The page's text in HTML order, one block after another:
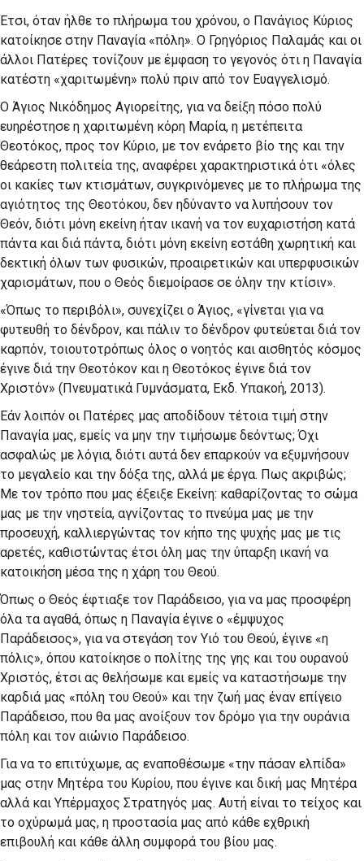
Έτσι, όταν ήλθε το πλήρωμα του χρόνου, ο Πανάγιος Κύριος
κατοίκησε στην Παναγία «πόλη». Ο Γρηγόριος Παλαμάς και οι
άλλοι Πατέρες τονίζουν με έμφαση το γεγονός ότι η Παναγία
κατέστη «χαριτωμένη» πολύ πριν από τον Ευαγγελισμό.
Ο Άγιος Νικόδημος Αγιορείτης, για να δείξη πόσο πολύ
ευηρέστησε η χαριτωμένη κόρη Μαρία, η μετέπειτα
Θεοτόκος, προς τον Κύριο, με τον ενάρετο βίο της και την
θεάρεστη πολιτεία της, αναφέρει χαρακτηριστικά ότι «όλες
οι κακίες των κτισμάτων, συγκρινόμενες με το πλήρωμα της
αγιότητος της Θεοτόκου, δεν ηδύναντο να λυπήσουν τον
Θεόν, διότι μόνη εκείνη ήταν ικανή να τον ευχαριστήση κατά
πάντα και διά πάντα, διότι μόνη εκείνη εστάθη χωρητική και
δεκτική όλων των φυσικών, προαιρετικών και υπερφυσικών
χαρισμάτων, που ο Θεός διεμοίρασε σε όλην την κτίσιν».
«Όπως το περιβόλι», συνεχίζει ο Άγιος, «γίνεται για να
φυτευθή το δένδρον, και πάλιν το δένδρον φυτεύεται διά τον
καρπόν, τοιουτοτρόπως όλος ο νοητός και αισθητός κόσμος
έγινε διά την Θεοτόκον και η Θεοτόκος έγινε διά τον
Χριστόν» (Πνευματικά Γυμνάσματα, Εκδ. Υπακοή, 2013).
Εάν λοιπόν οι Πατέρες μας αποδίδουν τέτοια τιμή στην
Παναγία μας, εμείς να μην την τιμήσωμε δεόντως; Όχι
ασφαλώς με λόγια, διότι αυτά δεν επαρκούν να εξυμνήσουν
το μεγαλείο και την δόξα της, αλλά με έργα. Πως ακριβώς;
Με τον τρόπο που μας έξειξε Εκείνη: καθαρίζοντας το σώμα
μας με την νηστεία, αγνίζοντας το πνεύμα μας με την
προσευχή, καλλιεργώντας τον κήπο της ψυχής μας με τις
αρετές, καθιστώντας έτσι όλη μας την ύπαρξη ικανή να
κατοικήση μέσα της η χάρη του Θεού.
Όπως ο Θεός έφτιαξε τον Παράδεισο, για να μας προσφέρη
όλα τα αγαθά, όπως η Παναγία έγινε ο «έμψυχος
Παράδεισος», για να στεγάση τον Υιό του Θεού, έγινε «η
πόλις», όπου κατοίκησε ο πολίτης της γης και του ουρανού
Χριστός, έτσι ας θελήσωμε και εμείς να καταστήσωμε την
καρδιά μας «πόλη του Θεού» και την ζωή μας έναν επίγειο
Παράδεισο, που θα μας ανοίξουν τον δρόμο για την ουράνια
πόλη και τον αιώνιο Παράδεισο.
Για να το επιτύχωμε, ας εναποθέσωμε «την πάσαν ελπίδα»
μας στην Μητέρα του Κυρίου, που έγινε και δική μας Μητέρα
αλλά και Υπέρμαχος Στρατηγός μας. Αυτή είναι το τείχος και
το οχύρωμά μας, η προστασία μας από κάθε εχθρική
επιβουλή και κάθε άλλη συμφορά του βίου μας.